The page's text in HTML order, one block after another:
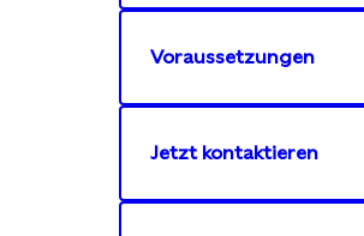
Voraussetzungen
Jetzt kontaktieren